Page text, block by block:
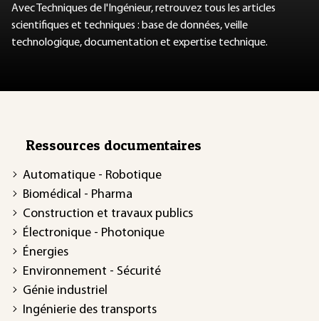
Avec Techniques de l'Ingénieur, retrouvez tous les articles
scientifiques et techniques : base de données, veille
technologique, documentation et expertise technique.
Ressources documentaires
Automatique - Robotique
Biomédical - Pharma
Construction et travaux publics
Électronique - Photonique
Énergies
Environnement - Sécurité
Génie industriel
Ingénierie des transports